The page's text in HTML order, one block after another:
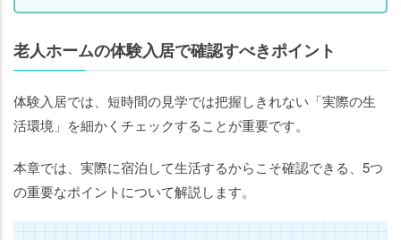
老人ホームの体験入居で確認すべきポイント
体験入居では、短時間の見学では把握しきれない「実際の生
活環境」を細かくチェックすることが重要です。
本章では、実際に宿泊して生活するからこそ確認できる、5つ
の重要なポイントについて解説します。